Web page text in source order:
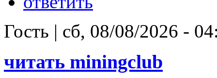
Гость | сб, 08/08/2026 -
читать miningclub